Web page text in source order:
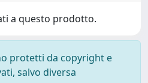
a questo prodotto.
protetti da copyright e
salvo diversa